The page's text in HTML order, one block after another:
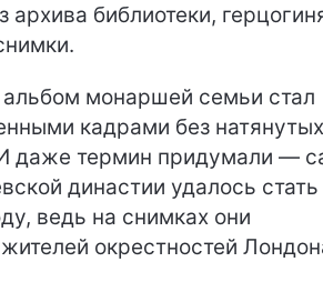
архива библиотеки,
альбом монаршей семьи стал
кадрами без
даже термин придумали —
династии удалось стать
ведь на снимках они
окрестностей